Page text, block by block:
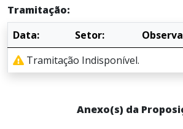
Tramitação:
Data:
Setor:
Tramitação Indisponível.
Anexo(s) da